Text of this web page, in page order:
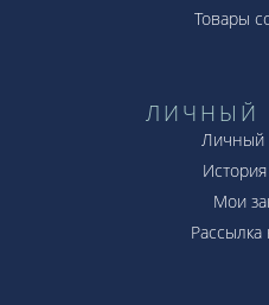
Товары
ЛИЧНЫЙ
Личный
История
Мои
Рассылка